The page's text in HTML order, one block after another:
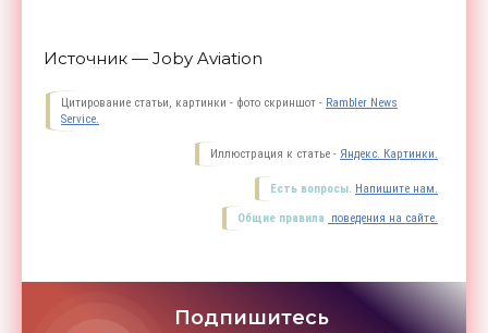
Источник — Joby Aviation
Цитирование статьи, картинки - фото скриншот - Rambler News
Service.
Иллюстрация к статье - Яндекс. Картинки.
Есть вопросы. Напишите нам.
Общие правила поведения на сайте.
Подпишитесь